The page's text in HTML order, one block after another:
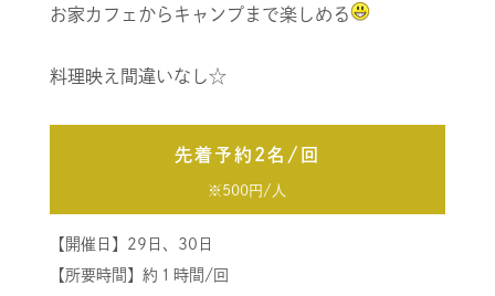
お家カフェからキャンプまで楽しめる
料理映え間違いなし☆
先着予約2名/回
※500円/人
【開催日】29日、30日
【所要時間】約１時間/回